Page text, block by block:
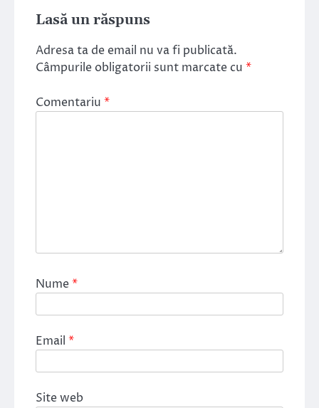
Lasă un răspuns
Adresa ta de email nu va fi publicată.
Câmpurile obligatorii sunt marcate cu *
Comentariu *
Nume*
Email *
Site web